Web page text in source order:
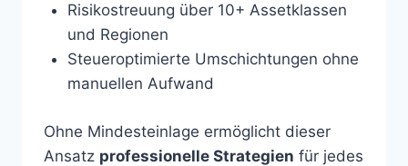
Risikostreuung über 10+ Assetklassen
und Regionen
Steueroptimierte Umschichtungen ohne
manuellen Aufwand
Ohne Mindesteinlage ermöglicht dieser
Ansatz professionelle Strategien für jedes